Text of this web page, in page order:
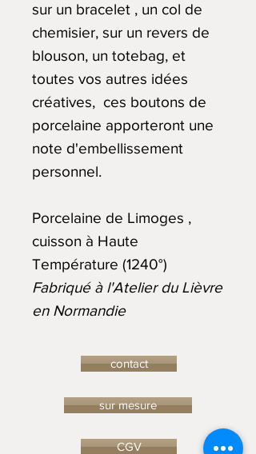
sur un bracelet , un col de
chemisier, sur un revers de
blouson, un totebag, et
toutes vos autres idées
créatives, ces boutons de
porcelaine apporteront une
note d'embellissement
personnel.
Porcelaine de Limoges ,
cuisson à Haute
Température (1240°)
Fabriqué à l'Atelier du Lièvre
en Normandie
contact
sur mesure
CGV